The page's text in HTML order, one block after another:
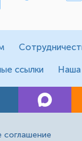
ссылки
соглашение